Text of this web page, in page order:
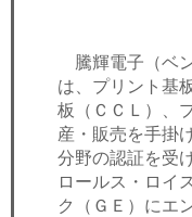
経済ニュース
労務顧問
ＩＴ
騰輝電子（ベ
は、プリント基
板（ＣＣＬ）、
産・販売を手掛
分野の認証を受
ロールス・ロイ
ク（ＧＥ）にエ